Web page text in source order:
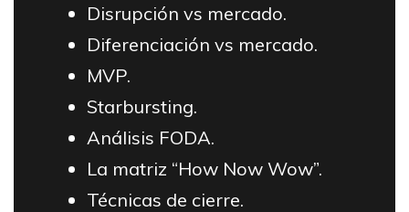
Disrupción vs mercado.
Diferenciación vs mercado.
MVP.
Starbursting.
Análisis FODA.
La matriz “How Now Wow”.
Técnicas de cierre.